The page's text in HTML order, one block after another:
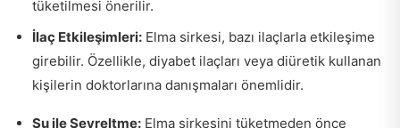
tüketilmesi önerilir.
İlaç Etkileşimleri: Elma sirkesi, bazı ilaçlarla etkileşime
girebilir. Özellikle, diyabet ilaçları veya diüretik kullanan
kişilerin doktorlarına danışmaları önemlidir.
Su ile Seyreltme: Elma sirkesini tüketmeden önce